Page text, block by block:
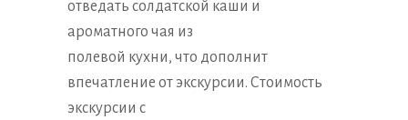
отведать солдатской каши и
ароматного чая из
полевой кухни, что дополнит
впечатление от экскурсии. Стоимость
экскурсии с